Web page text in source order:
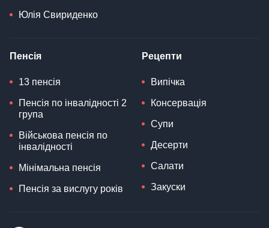
Юлія Свириденко
Пенсія
13 пенсія
Пенсія по інвалідності 2
група
Військова пенсія по
інвалідності
Мінімальна пенсія
Пенсія за вислугу років
Рецепти
Випічка
Консервація
Супи
Десерти
Салати
Закуски